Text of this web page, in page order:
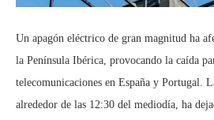
Un apagón eléctrico de gran magnitud ha
la Península Ibérica, provocando la caída
telecomunicaciones en España y Portugal.
alrededor de las 12:30 del mediodía, ha